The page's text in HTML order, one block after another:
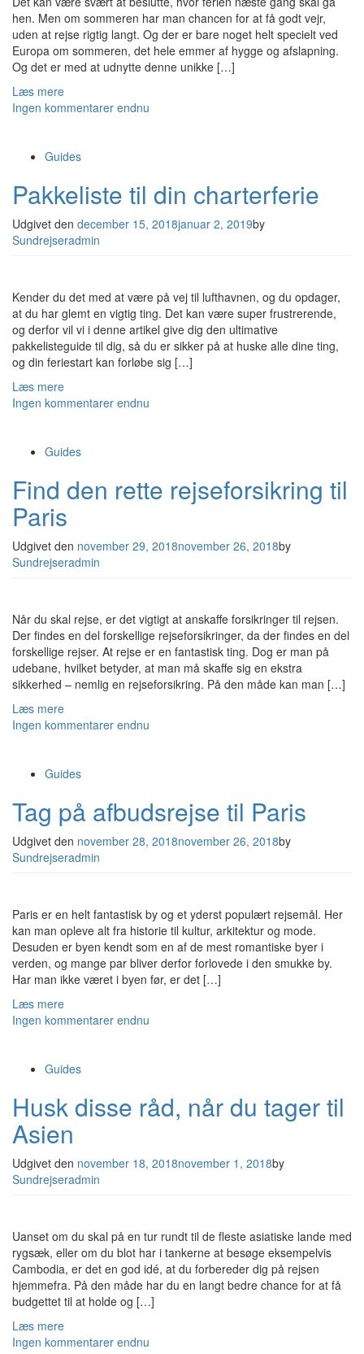
hen. Men om sommeren har man chancen for at få godt vejr,
uden at rejse rigtig langt. Og der er bare noget helt specielt ved
Europa om sommeren, det hele emmer af hygge og afslapning.
Og det er med at udnytte denne unikke […]
Læs mere
Ingen kommentarer endnu
Guides
Pakkeliste til din charterferie
Udgivet den december 15, 2018januar 2, 2019by
Sundrejseradmin
Kender du det med at være på vej til lufthavnen, og du opdager,
at du har glemt en vigtig ting. Det kan være super frustrerende,
og derfor vil vi i denne artikel give dig den ultimative
pakkelisteguide til dig, så du er sikker på at huske alle dine ting,
og din feriestart kan forløbe sig […]
Læs mere
Ingen kommentarer endnu
Guides
Find den rette rejseforsikring til
Paris
Udgivet den november 29, 2018november 26, 2018by
Sundrejseradmin
Når du skal rejse, er det vigtigt at anskaffe forsikringer til rejsen.
Der findes en del forskellige rejseforsikringer, da der findes en del
forskellige rejser. At rejse er en fantastisk ting. Dog er man på
udebane, hvilket betyder, at man må skaffe sig en ekstra
sikkerhed – nemlig en rejseforsikring. På den måde kan man […]
Læs mere
Ingen kommentarer endnu
Guides
Tag på afbudsrejse til Paris
Udgivet den november 28, 2018november 26, 2018by
Sundrejseradmin
Paris er en helt fantastisk by og et yderst populært rejsemål. Her
kan man opleve alt fra historie til kultur, arkitektur og mode.
Desuden er byen kendt som en af de mest romantiske byer i
verden, og mange par bliver derfor forlovede i den smukke by.
Har man ikke været i byen før, er det […]
Læs mere
Ingen kommentarer endnu
Guides
Husk disse råd, når du tager til
Asien
Udgivet den november 18, 2018november 1, 2018by
Sundrejseradmin
Uanset om du skal på en tur rundt til de fleste asiatiske lande med
rygsæk, eller om du blot har i tankerne at besøge eksempelvis
Cambodia, er det en god idé, at du forbereder dig på rejsen
hjemmefra. På den måde har du en langt bedre chance for at få
budgettet til at holde og […]
Læs mere
Ingen kommentarer endnu